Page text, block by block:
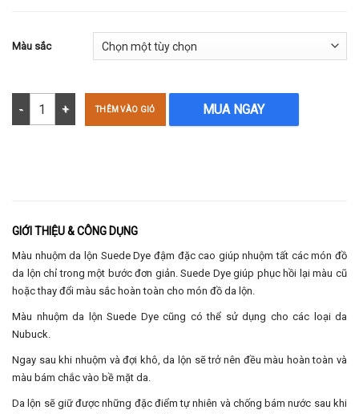
Màu sắc
Màu nhuộm da lộn Suede Dye 125ml số lượng
THÊM VÀO GIỎ MUA NGAY
GIỚI THIỆU & CÔNG DỤNG
Màu nhuộm da lộn Suede Dye đậm đặc cao giúp nhuộm tất các món đồ
da lộn chỉ trong một bước đơn giản. Suede Dye giúp phục hồi lại màu cũ
hoặc thay đổi màu sắc hoàn toàn cho món đồ da lộn.
Màu nhuộm da lộn Suede Dye cũng có thể sử dụng cho các loại da
Nubuck.
Ngay sau khi nhuộm và đợi khô, da lộn sẽ trở nên đều màu hoàn toàn và
màu bám chắc vào bề mặt da.
Da lộn sẽ giữ được những đặc điểm tự nhiên và chống bám nước sau khi